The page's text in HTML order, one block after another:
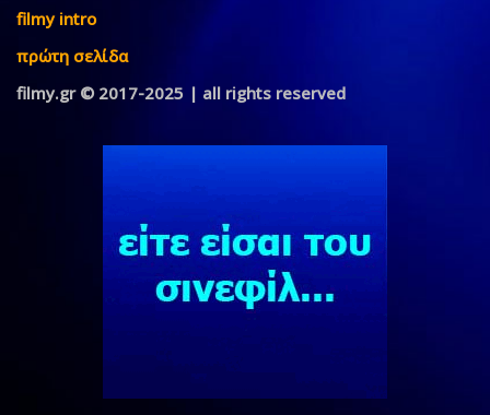
filmy intro
πρώτη σελίδα
filmy.gr © 2017-2025 | all rights reserved